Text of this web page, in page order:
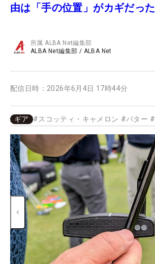
由は「手の位置」がカギだった
所属ALBA Net編集部
ALBA Net編集部 / ALBA Net
配信日時： 2026年6月4日 17時44分
ギア #スコッティ・キャメロン #パター #